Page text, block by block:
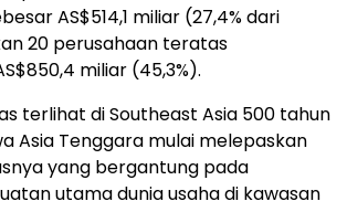
AS$514,1 miliar (27,4% dari
20 perusahaan teratas
miliar (45,3%).
terlihat di Southeast Asia 500 tahun
Asia Tenggara mulai melepaskan
yang bergantung pada
utama dunia usaha di kawasan